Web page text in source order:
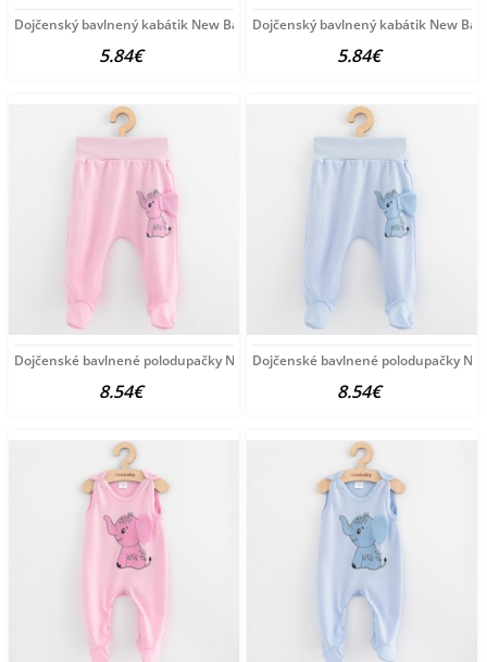
Dojčenský bavlnený kabátik New Baby Happy Elephante
5.84€
Dojčenský bavlnený kabátik New
5.84€
Dojčenské bavlnené polodupačky New Baby Happy Elephant
8.54€
Dojčenské bavlnené polodupačky
8.54€